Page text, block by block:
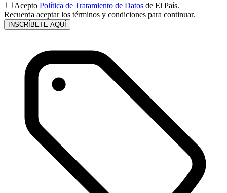
Acepto Política de Tratamiento de Datos de El País.
Recuerda aceptar los términos y condiciones para continuar.
INSCRÍBETE AQUÍ